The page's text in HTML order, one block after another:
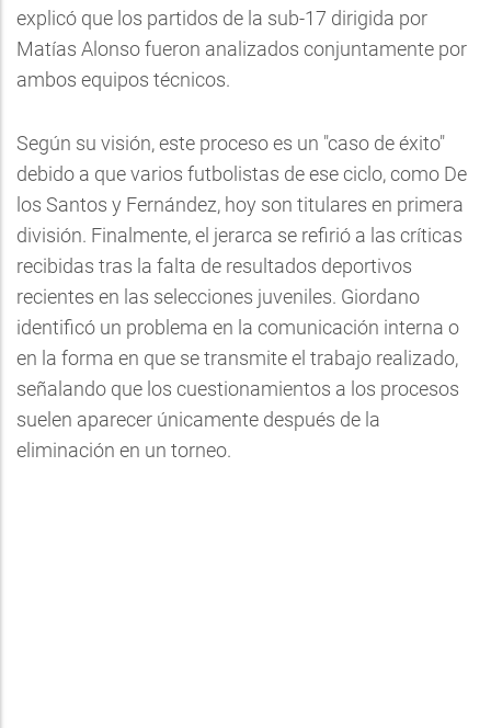
explicó que los partidos de la sub-17 dirigida por
Matías Alonso fueron analizados conjuntamente por
ambos equipos técnicos.
Según su visión, este proceso es un "caso de éxito"
debido a que varios futbolistas de ese ciclo, como De
los Santos y Fernández, hoy son titulares en primera
división. Finalmente, el jerarca se refirió a las críticas
recibidas tras la falta de resultados deportivos
recientes en las selecciones juveniles. Giordano
identificó un problema en la comunicación interna o
en la forma en que se transmite el trabajo realizado,
señalando que los cuestionamientos a los procesos
suelen aparecer únicamente después de la
eliminación en un torneo.